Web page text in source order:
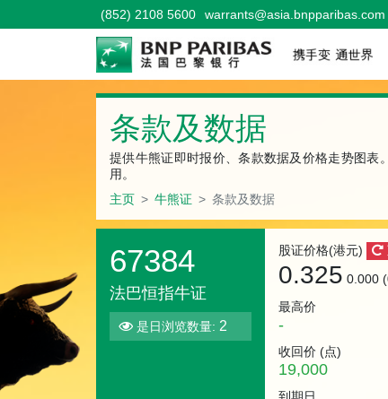
(852) 2108 5600 warrants@asia.bnpparibas.com
条款及数据
提供牛熊证即时报价、条款数据及价格走势图表
用。
主页
牛熊证 条款及数据
67384
法巴恒指牛证
是日浏览数量: 2
股证价格(港元)
0.325 0.000
最高价
-
收回价 (点)
19,000
到期日